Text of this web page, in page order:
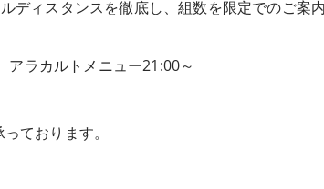
ディスタンスを徹底し、組数を限定でのご案
ラカルトメニュー21:00～
ております。